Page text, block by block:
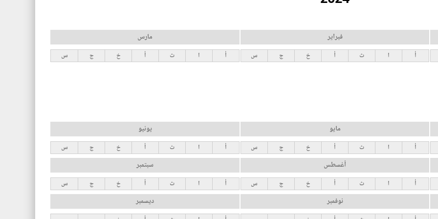
فبراير
أ ا ث أ خ ج س
مارس
أ ا ث أ خ ج س
مايو
أ ا ث أ خ ج س
يونيو
أ ا ث أ خ ج س
أغسطس
أ ا ث أ خ ج س
سبتمبر
أ ا ث أ خ ج س
نوفمبر ديسمبر